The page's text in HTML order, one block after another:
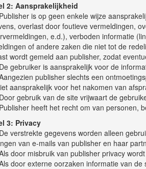
2: Aansprakelijkheid
is op geen enkele wijze
overlast door foutieve vermeldingen,
e.d.), verboden informatie
of andere zaken die niet tot de
wordt gemeld aan publisher, zodat
gebruiker is aansprakelijk voor de
publisher slechts een
aansprakelijk voor het nakomen van
gebruik van de site vrijwaart de
heeft het recht om van personen,
3: Privacy
verstrekte gegevens worden alleen
van e-mails van publisher en haar
door misbruik van publisher privacy
door externe oorzaken informatie van